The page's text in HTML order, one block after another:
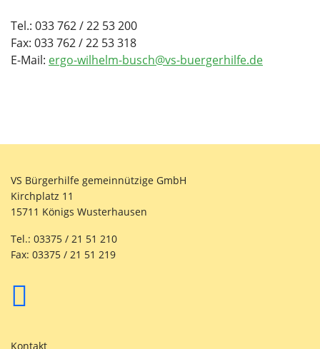
Tel.: 033 762 / 22 53 200
Fax: 033 762 / 22 53 318
E-Mail: ergo-wilhelm-busch@vs-buergerhilfe.de
VS Bürgerhilfe gemeinnützige GmbH
Kirchplatz 11
15711 Königs Wusterhausen
Tel.: 03375 / 21 51 210
Fax: 03375 / 21 51 219
Kontakt